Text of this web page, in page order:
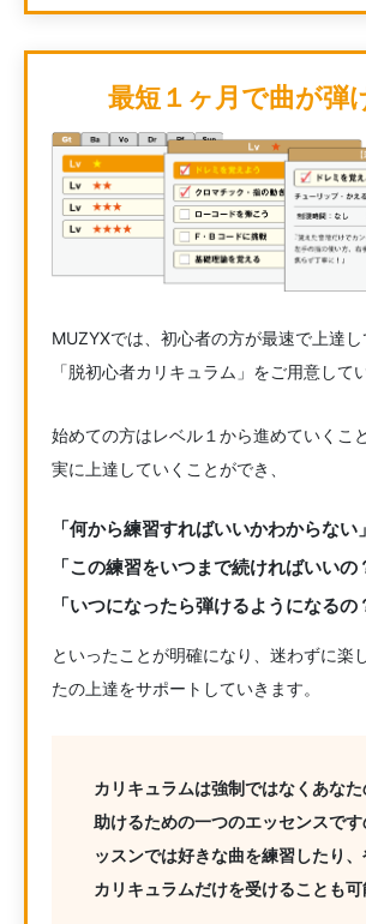
最短１ヶ月で曲が弾
MUZYXでは、初心者の方が最速で上達し
「脱初心者カリキュラム」をご用意して
始めての方はレベル１から進めていくこ
実に上達していくことができ、
「何から練習すればいいかわからない」
「この練習をいつまで続ければいいの
「いつになったら弾けるようになるの
といったことが明確になり、迷わずに楽
たの上達をサポートしていきます。
カリキュラムは強制ではなくあな
助けるための一つのエッセンスで
ッスンでは好きな曲を練習したり
カリキュラムだけを受けることも可